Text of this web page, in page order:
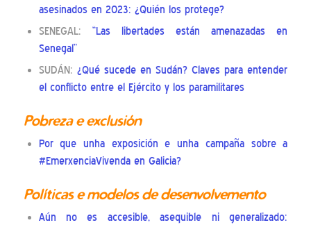
asesinados en 2023: ¿Quién los protege?
SENEGAL: “Las libertades están amenazadas en
Senegal”
SUDÁN: ¿Qué sucede en Sudán? Claves para entender
el conflicto entre el Ejército y los paramilitares
Pobreza e exclusión
Por que unha exposición e unha campaña sobre a
#EmerxenciaVivenda en Galicia?
Políticas e modelos de desenvolvemento
Aún no es accesible, asequible ni generalizado: